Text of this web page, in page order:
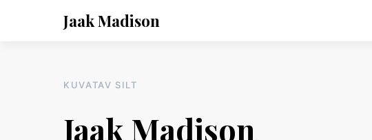
Jaak Madison
KUVATAV SILT
Jaak Madison